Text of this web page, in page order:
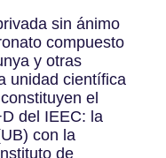
sin ánimo
compuesto
y otras
unidad científica
el
del IEEC: la
con la
de